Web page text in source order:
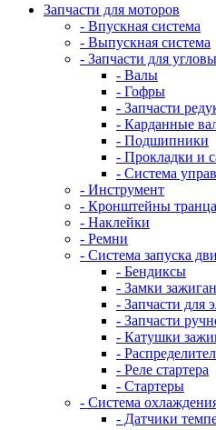
Запчасти для моторов
- Впускная система
- Выпускная система
- Запчасти для
- Валы
- Гофры
- Запчасти
- Карданные
- Подшипники
- Прокладки и
- Система
- Инструмент
- Кронштейны транца
- Наклейки
- Ремни
- Система запуска
- Бендиксы
- Замки
- Запчасти для
- Запчасти
- Катушки
-
- Реле стартера
- Стартеры
- Система
- Датчики